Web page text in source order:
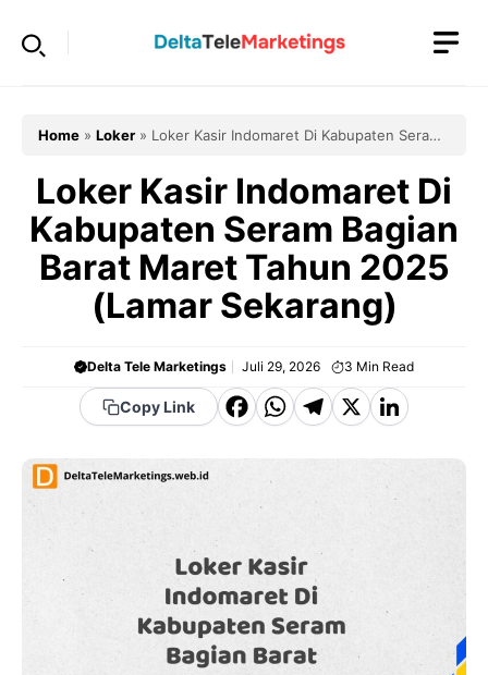
Home » Loker » Loker Kasir Indomaret Di Kabupaten Seram
Loker Kasir Indomaret Di
Kabupaten Seram Bagian
Barat Maret Tahun 2025
(Lamar Sekarang)
Delta Tele Marketings Juli 29, 2026 3 Min Read
Copy Link
F
e
o
o
k
W
a
t
s
A
p
p
T
g
a
m
X Li
k
e